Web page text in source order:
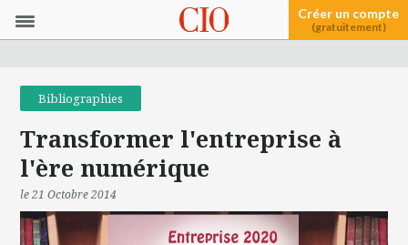
Créer un compte
(gratuitement)
Bibliographies
Transformer l'entreprise à
l'ère numérique
le 21 Octobre 2014